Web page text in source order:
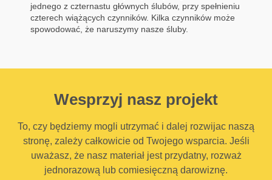
jednego z czternastu głównych ślubów, przy spełnieniu
czterech wiążących czynników. Kilka czynników może
spowodować, że naruszymy nasze śluby.
Wesprzyj nasz projekt
To, czy będziemy mogli utrzymać i dalej rozwijac naszą
stronę, zależy całkowicie od Twojego wsparcia. Jeśli
uważasz, że nasz materiał jest przydatny, rozważ
jednorazową lub comiesięczną darowiznę.